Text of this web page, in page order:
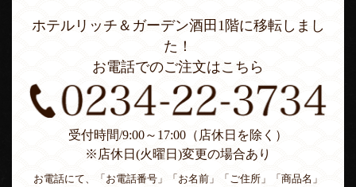
ホテルリッチ＆ガーデン酒田1階に移転しまし
た！
お電話でのご注文はこちら
受付時間/9:00～17:00（店休日を除く）
※店休日(火曜日)変更の場合あり
お電話にて、「お電話番号」「お名前」「ご住所」「商品名」